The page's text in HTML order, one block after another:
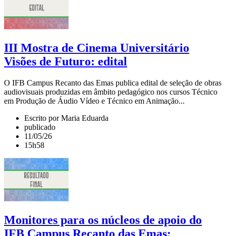
III Mostra de Cinema Universitário
Visões de Futuro: edital
O IFB Campus Recanto das Emas publica edital de seleção de obras
audiovisuais produzidas em âmbito pedagógico nos cursos Técnico
em Produção de Áudio Vídeo e Técnico em Animação...
Escrito por Maria Eduarda
publicado
11/05/26
15h58
Monitores para os núcleos de apoio do